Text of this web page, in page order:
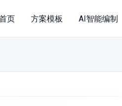
页 方案模板 AI智能编制